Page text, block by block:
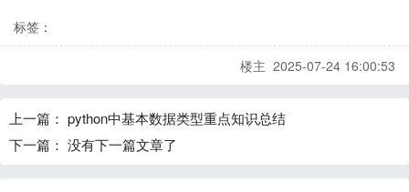
标签：
楼主 2025-07-24 16:00:53
上一篇： python中基本数据类型重点知识总结
下一篇： 没有下一篇文章了